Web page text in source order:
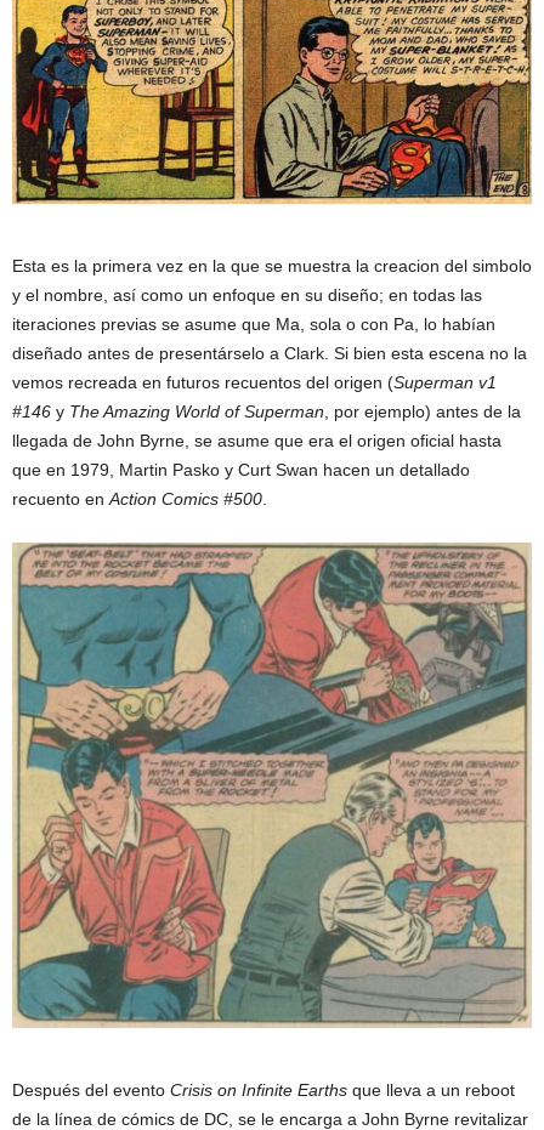
Esta es la primera vez en la que se muestra la creacion del simbolo
y el nombre, así como un enfoque en su diseño; en todas las
iteraciones previas se asume que Ma, sola o con Pa, lo habían
diseñado antes de presentárselo a Clark. Si bien esta escena no la
vemos recreada en futuros recuentos del origen (Superman v1
#146 y The Amazing World of Superman , por ejemplo) antes de la
llegada de John Byrne, se asume que era el origen oficial hasta
que en 1979, Martin Pasko y Curt Swan hacen un detallado
recuento en Action Comics #500
Después del evento Crisis on Infinite Earths que lleva a un reboot
de la línea de cómics de DC, se le encarga a John Byrne revitalizar